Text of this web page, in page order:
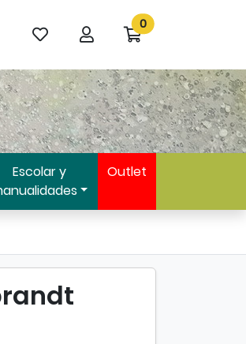
favoritos
Ir
mi
compra
0
Escolar y
Outlet